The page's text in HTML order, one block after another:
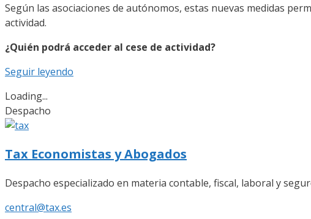
Según las asociaciones de autónomos, estas nuevas medidas
actividad.
¿Quién podrá acceder al cese de actividad?
Seguir leyendo
Loading...
Despacho
Tax Economistas y Abogados
Despacho especializado en materia contable, fiscal, laboral y
central@tax.es